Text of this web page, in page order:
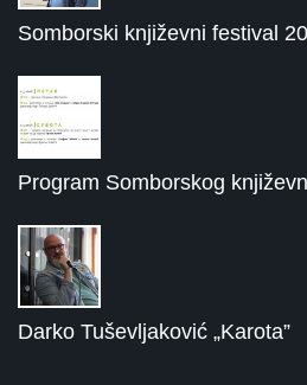
Somborski književni festival
Program Somborskog
Darko Tuševljaković „Karota”